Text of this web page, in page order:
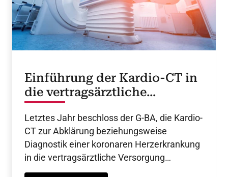
Einführung der Kardio-CT in
die vertragsärztliche
Versorgung
Letztes Jahr beschloss der G-BA, die Kardio-
CT zur Abklärung beziehungsweise
Diagnostik einer koronaren Herzerkrankung
in die vertragsärztliche Versorgung
aufzunehmen - ein bedeutender Schritt für